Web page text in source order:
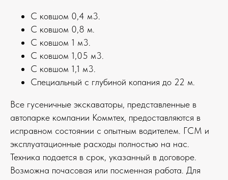
С ковшом 0,4 м3.
С ковшом 0,8 м.
С ковшом 1 м3.
С ковшом 1,05 м3.
С ковшом 1,1 м3.
Специальный с глубиной копания до 22 м.
Все гусеничные экскаваторы, представленные в
автопарке компании Коммтех, предоставляются в
исправном состоянии с опытным водителем. ГСМ и
эксплуатационные расходы полностью на нас.
Техника подается в срок, указанный в договоре.
Возможна почасовая или посменная работа. Для